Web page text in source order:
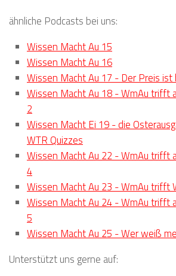
ähnliche Podcasts bei uns:
Wissen Macht Au 15
Wissen Macht Au 16
Wissen Macht Au 17 - Der Preis ist
Wissen Macht Au 18 - WmAu trifft
2
Wissen Macht Ei 19 - die
WTR Quizzes
Wissen Macht Au 22 - WmAu trifft
4
Wissen Macht Au 23 - WmAu trifft
Wissen Macht Au 24 - WmAu trifft
5
Wissen Macht Au 25 - Wer weiß
Unterstützt uns gerne auf: